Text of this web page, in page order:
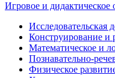
Игровое и дидактическое
Исследовательская
Конструирование и
Математическое и
Познавательно-
Физическое